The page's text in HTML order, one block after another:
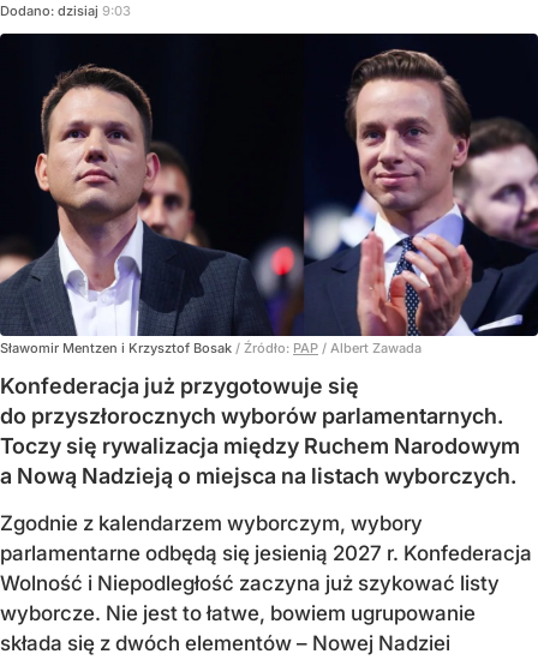
Dodano: dzisiaj 9:03
Sławomir Mentzen i Krzysztof Bosak / Źródło: PAP / Albert Zawada
Konfederacja już przygotowuje się
do przyszłorocznych wyborów parlamentarnych.
Toczy się rywalizacja między Ruchem Narodowym
a Nową Nadzieją o miejsca na listach wyborczych.
Zgodnie z kalendarzem wyborczym, wybory
parlamentarne odbędą się jesienią 2027 r. Konfederacja
Wolność i Niepodległość zaczyna już szykować listy
wyborcze. Nie jest to łatwe, bowiem ugrupowanie
składa się z dwóch elementów – Nowej Nadziei